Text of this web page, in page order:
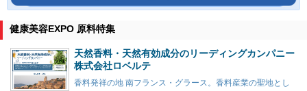
健康美容EXPO 原料特集
天然香料・天然有効成分のリーディングカンパニー
株式会社ロベルテ
香料発祥の地 南フランス・グラース。香料産業の聖地とし